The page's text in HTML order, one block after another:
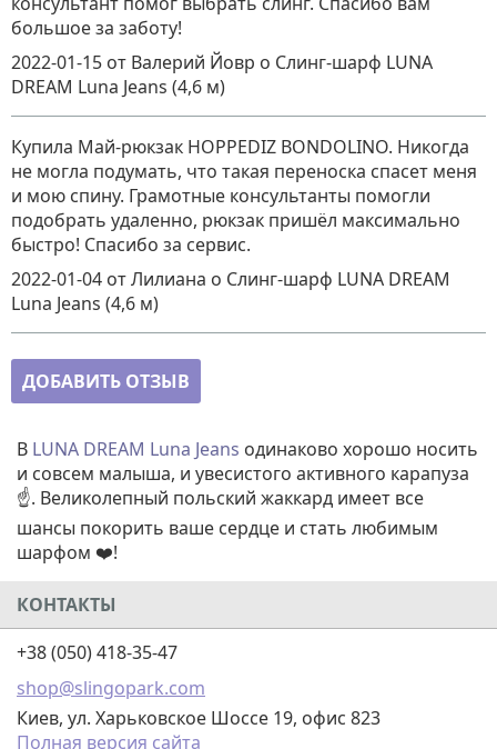
большое за заботу!
2022-01-15 от Валерий Йовр о Слинг-шарф LUNA
DREAM Luna Jeans (4,6 м)
Купила Май-рюкзак HOPPEDIZ BONDOLINO. Никогда
не могла подумать, что такая переноска спасет меня
и мою спину. Грамотные консультанты помогли
подобрать удаленно, рюкзак пришёл максимально
быстро! Спасибо за сервис.
2022-01-04 от Лилиана о Слинг-шарф LUNA DREAM
Luna Jeans (4,6 м)
ДОБАВИТЬ ОТЗЫВ
В LUNA DREAM Luna Jeans одинаково хорошо носить
и совсем малыша, и увесистого активного карапуза
☝️. Великолепный польский жаккард имеет все
шансы покорить ваше сердце и стать любимым
шарфом ❤️!
КОНТАКТЫ
+38 (050) 418-35-47
shop@slingopark.com
Киев, ул. Харьковское Шоссе 19, офис 823
Полная версия сайта